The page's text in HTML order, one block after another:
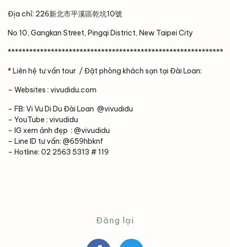
Địa chỉ: 226新北市平溪區乾坑10號
No 10, Gangkan Street, Pingqi District, New Taipei City
************************************************************
* Liên hệ tư vấn tour / Đặt phòng khách sạn tại Đài Loan:
– Websites : vivudidu.com
– FB: Vi Vu Di Du Đài Loan @vivudidu
– YouTube : vivudidu
– IG xem ảnh đẹp : @vivudidu
– Line ID tư vấn: @659hbknf
– Hotline: 02 2563 5313 # 119
Đăng lại